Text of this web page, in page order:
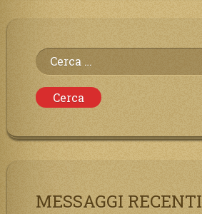
Ricerca
per:
MESSAGGI RECENTI